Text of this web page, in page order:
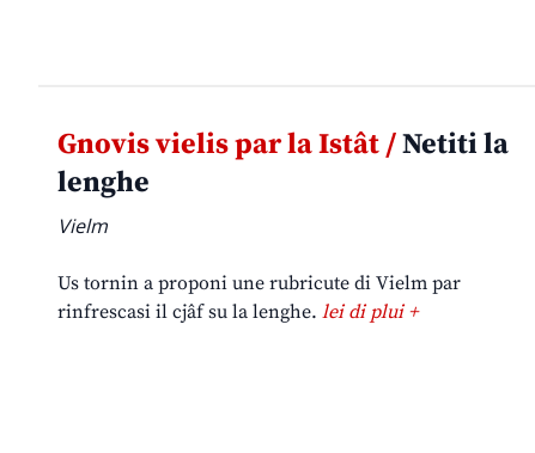
Gnovis vielis par la Istât /Netiti la
lenghe
Vielm
Us tornin a proponi une rubricute di Vielm par
rinfrescasi il cjâf su la lenghe. lei di plui +